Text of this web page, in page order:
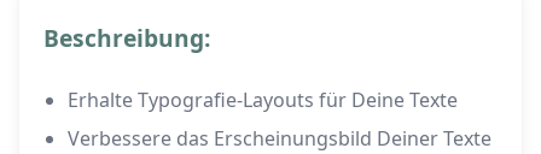
Beschreibung:
Erhalte Typografie-Layouts für Deine Texte
Verbessere das Erscheinungsbild Deiner Texte